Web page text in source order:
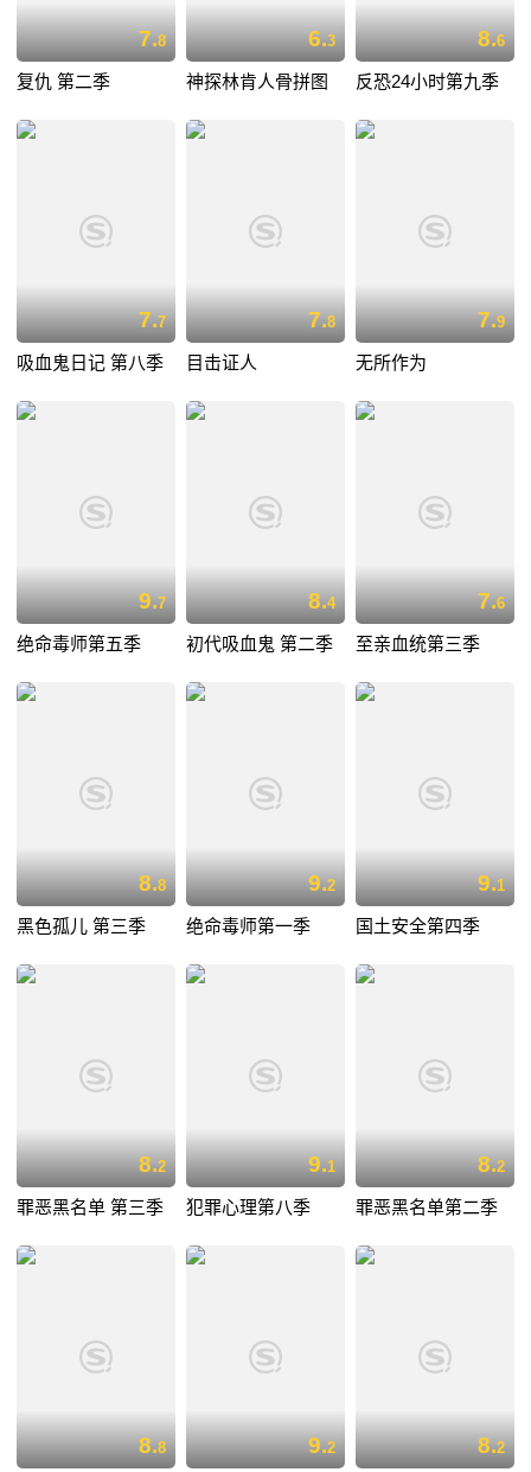
7.8
复仇 第二季
6.3
神探林肯人骨拼图
8.6
反恐24小时第九季
7.7
吸血鬼日记 第八季
7.8
目击证人
7.9
无所作为
9.7
绝命毒师第五季
8.4
初代吸血鬼 第二季
7.6
至亲血统第三季
8.8
黑色孤儿 第三季
9.2
绝命毒师第一季
9.1
国土安全第四季
8.2
罪恶黑名单 第三季
9.1
犯罪心理第八季
8.2
罪恶黑名单第二季
8.8 9.2 8.2